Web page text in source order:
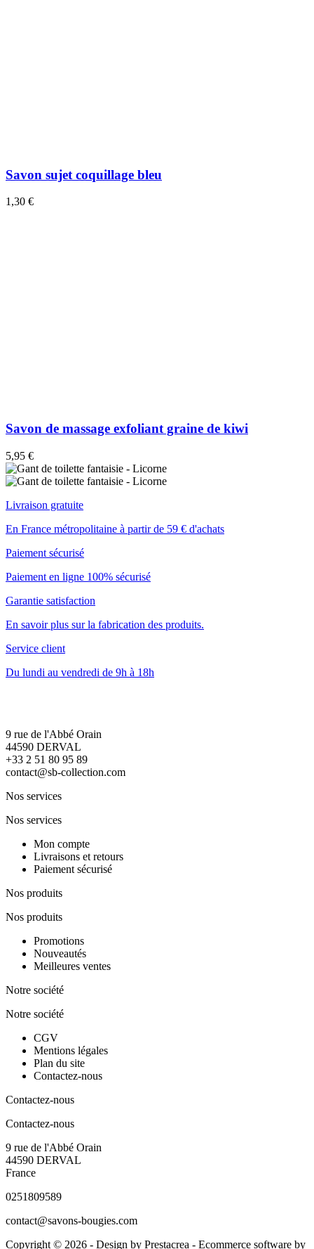
Savon sujet coquillage bleu
1,30 €
Savon de massage exfoliant graine de kiwi
5,95 €
Livraison gratuite
En France métropolitaine à partir de 59 € d'achats
Paiement sécurisé
Paiement en ligne 100% sécurisé
Garantie satisfaction
En savoir plus sur la fabrication des produits.
Service client
Du lundi au vendredi de 9h à 18h
9 rue de l'Abbé Orain
44590 DERVAL
+33 2 51 80 95 89
contact@sb-collection.com
Nos services
Nos services
Mon compte
Livraisons et retours
Paiement sécurisé
Nos produits
Nos produits
Promotions
Nouveautés
Meilleures ventes
Notre société
Notre société
CGV
Mentions légales
Plan du site
Contactez-nous
Contactez-nous
Contactez-nous
9 rue de l'Abbé Orain
44590 DERVAL
France
0251809589
contact@savons-bougies.com
Copyright © 2026 - Design by Prestacrea - Ecommerce software by